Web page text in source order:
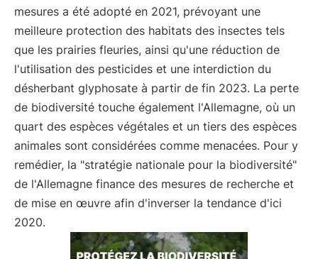
mesures a été adopté en 2021, prévoyant une
meilleure protection des habitats des insectes tels
que les prairies fleuries, ainsi qu'une réduction de
l'utilisation des pesticides et une interdiction du
désherbant glyphosate à partir de fin 2023. La perte
de biodiversité touche également l'Allemagne, où un
quart des espèces végétales et un tiers des espèces
animales sont considérées comme menacées. Pour y
remédier, la "stratégie nationale pour la biodiversité"
de l'Allemagne finance des mesures de recherche et
de mise en œuvre afin d'inverser la tendance d'ici
2020.